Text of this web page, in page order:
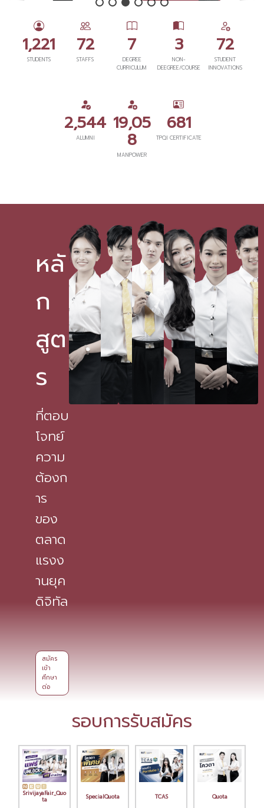
1,221
STUDENTS
72
STAFFS
7
DEGREE
CURRICULUM
3
NON-
DEEGREE/COURSE
72
STUDENT
INNOVATIONS
2,544
ALUMNI
19,05
8
MANPOWER
681
TPQI CERTIFICATE
หลั
ก
สูต
ร
ที่ตอบ
โจทย์
ความ
ต้องก
าร
ของ
ตลาด
แรงง
านยุค
ดิจิทัล
สมัคร
เข้า
ศึกษา
ต่อ
รอบการรับสมัคร
SrivijayaFair_Quo
ta SpecialQuota TCAS Quota